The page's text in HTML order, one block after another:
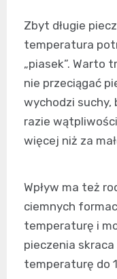
Zbyt długie
temperatura
„piasek”. Warto
nie przeciągać
wychodzi suchy,
razie
więcej niż za
Wpływ ma też
ciemnych
temperaturę i
pieczenia
temperaturę do